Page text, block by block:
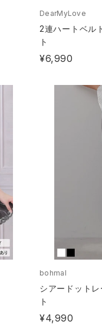
DearMyLove
2連ハートベル
ト
¥6,990
bohmal
シアードット
ト
¥4,990